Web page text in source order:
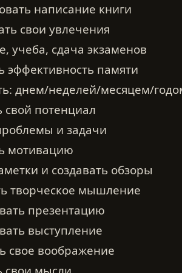
написание книги
свои увлечения
учеба, сдача экзаменов
эффективность памяти
днем/неделей/месяцем/
свой потенциал
и задачи
мотивацию
и создавать обзоры
творческое мышление
презентацию
выступление
свое воображение